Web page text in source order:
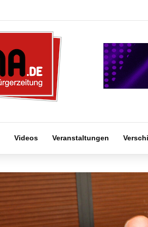
Videos Veranstaltungen